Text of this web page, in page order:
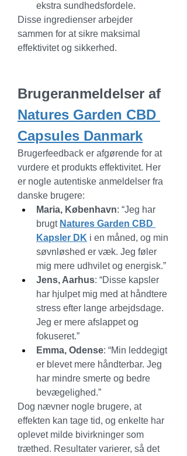
ekstra sundhedsfordele.
Disse ingredienser arbejder
sammen for at sikre maksimal
effektivitet og sikkerhed.
Natures Garden CBD
Capsules Danmark
Brugerfeedback er afgørende for at
vurdere et produkts effektivitet. Her
er nogle autentiske anmeldelser fra
danske brugere:
Maria, København: “Jeg har
brugt Natures Garden CBD
Kapsler DK i en måned, og min
søvnløshed er væk. Jeg føler
mig mere udhvilet og energisk.”
Jens, Aarhus: “Disse kapsler
har hjulpet mig med at håndtere
stress efter lange arbejdsdage.
Jeg er mere afslappet og
fokuseret.”
Emma, Odense: “Min leddegigt
er blevet mere håndterbar. Jeg
har mindre smerte og bedre
bevægelighed.”
Dog nævner nogle brugere, at
effekten kan tage tid, og enkelte har
oplevet milde bivirkninger som
træthed. Resultater varierer, så det